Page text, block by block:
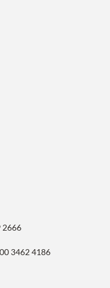
2666
3462 4186